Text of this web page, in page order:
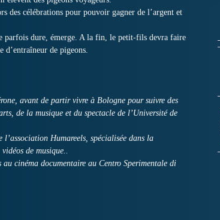
des célébrations pour pouvoir gagner de l’argent et
parfois dure, émerge. A la fin, le petit-fils devra faire
d’entraîneur de pigeons.
avant de partir vivre à Bologne pour suivre des
de la musique et du spectacle de l’Université de
l’association Humareels, spécialisée dans la
de musique..
cinéma documentaire au Centro Sperimentale di